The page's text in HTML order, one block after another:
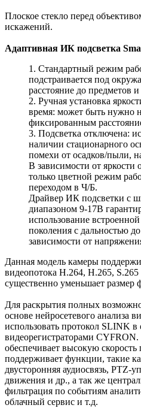
Плоское стекло перед
искажений.
Адаптивная ИК подсветка
1. Стандартный режим
подстраивается под
расстояние до предметов
2. Ручная установка
время: может быть нужно
фиксированным
3. Подсветка отключена:
наличии стационарного
помехи от осадков/пыли,
В зависимости от яркости
только цветной режим
переходом в Ч/Б.
Драйвер ИК подсветки с
диапазоном 9-17В
использование
поколения с дальностью
зависимости от
Данная модель камеры
видеопотока H.264, H.265,
существенно уменьшает размер
Для раскрытия полных
основе нейросетевого анализа
использовать протокол SLINK в
видеорегистраторами
обеспечивает высокую
поддерживает функции, такие
двусторонняя аудиосвязь, PTZ-
движения и др., а так же
фильтрация по событиям
облачный сервис и т.д.